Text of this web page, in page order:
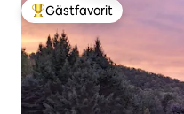
Populär gästfavorit
Gästfavorit